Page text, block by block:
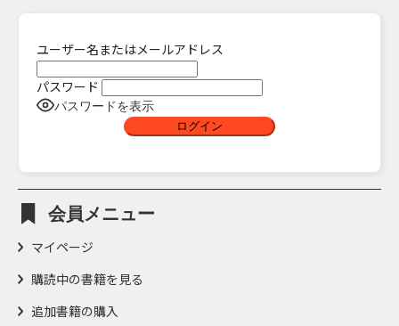
ユーザー名またはメールアドレス
パスワード
パスワードを表示
会員メニュー
マイページ
購読中の書籍を見る
追加書籍の購入